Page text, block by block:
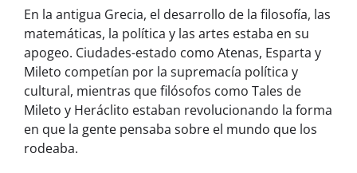
En la antigua Grecia, el desarrollo de la filosofía, las
matemáticas, la política y las artes estaba en su
apogeo. Ciudades-estado como Atenas, Esparta y
Mileto competían por la supremacía política y
cultural, mientras que filósofos como Tales de
Mileto y Heráclito estaban revolucionando la forma
en que la gente pensaba sobre el mundo que los
rodeaba.